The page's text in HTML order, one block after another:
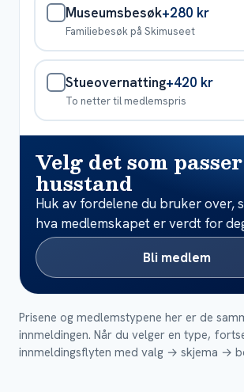
Museumsbesøk+280 kr
Familiebesøk på Skimuseet
Stueovernatting+420 kr
To netter til medlemspris
Velg det som
husstand
Huk av fordelene du bruker over,
hva medlemskapet er verdt for
Bli medlem
Prisene og medlemstypene her er de
innmeldingen. Når du velger en type,
innmeldingsflyten med valg → skjema →